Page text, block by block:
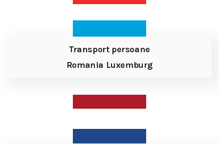
Transport persoane
Romania Luxemburg